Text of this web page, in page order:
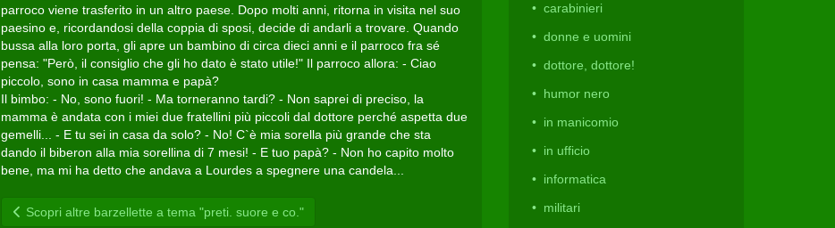
parroco viene trasferito in un altro paese. Dopo molti anni, ritorna in visita nel suo
paesino e, ricordandosi della coppia di sposi, decide di andarli a trovare. Quando
bussa alla loro porta, gli apre un bambino di circa dieci anni e il parroco fra sé
pensa: "Però, il consiglio che gli ho dato è stato utile!" Il parroco allora: - Ciao
piccolo, sono in casa mamma e papà?
Il bimbo: - No, sono fuori! - Ma torneranno tardi? - Non saprei di preciso, la
mamma è andata con i miei due fratellini più piccoli dal dottore perché aspetta due
gemelli... - E tu sei in casa da solo? - No! C`è mia sorella più grande che sta
dando il biberon alla mia sorellina di 7 mesi! - E tuo papà? - Non ho capito molto
bene, ma mi ha detto che andava a Lourdes a spegnere una candela...
Scopri altre barzellette a tema "preti. suore e co."
carabinieri
donne e uomini
dottore, dottore!
humor nero
in manicomio
in ufficio
informatica
militari